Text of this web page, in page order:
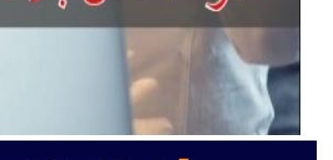
جراند ستريم هواتف